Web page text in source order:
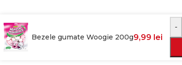
Bezele gumate Woogie 200g9,99 lei
-